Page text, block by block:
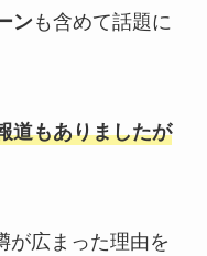
ンも含めて話題に
道もありましたが
が広まった理由を